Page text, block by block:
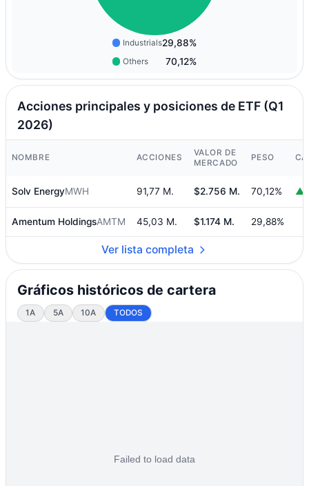
Industrials29,88%
Others 70,12%
Acciones principales y posiciones de ETF (Q1
2026)
NOMBRE ACCIONES
VALOR DE
MERCADO
PESO
Solv EnergyMWH 91,77 M. $2.756 M. 70,12% ▲
Amentum HoldingsAMTM 45,03 M. $1.174 M. 29,88%
Ver lista completa
Gráficos históricos de cartera
1A 5A 10A TODOS